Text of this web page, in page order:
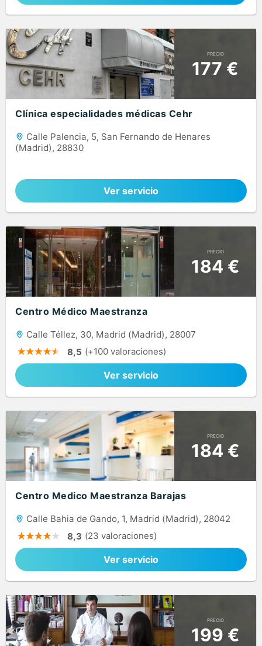
PRECIO
177 €
Clínica especialidades médicas Cehr
Calle Palencia, 5, San Fernando de Henares
(Madrid), 28830
Ver servicio
PRECIO
184 €
Centro Médico Maestranza
Calle Téllez, 30, Madrid (Madrid), 28007
8,5 (+100 valoraciones)
Ver servicio
PRECIO
184 €
Centro Medico Maestranza Barajas
Calle Bahia de Gando, 1, Madrid (Madrid), 28042
8,3 (23 valoraciones)
Ver servicio
PRECIO
199 €